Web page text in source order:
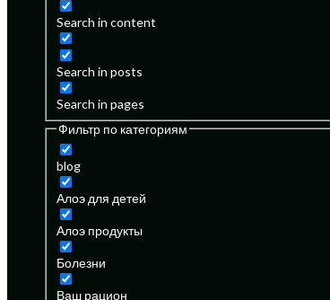
Search in content
Search in posts
Search in pages
Фильтр по категориям
blog
Алоэ для детей
Алоэ продукты
Болезни
Ваш рацион